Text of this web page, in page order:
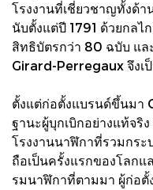
โรงงานที่เชี่ยวชาญทั้งด้
นับตั้งแต่ปี 1791 ด้วยกล
สิทธิบัตรกว่า 80 ฉบับ แ
Girard-Perregaux จึงเ
ตั้งแต่ก่อตั้งแบรนด์ขึ้นมา
ฐานะผู้บุกเบิกอย่างแท้จริ
โรงงานนาฬิกาที่รวมกระ
ถือเป็นครั้งแรกของโลกแ
รมนาฬิกาที่ตามมา ผู้ก่อตั้